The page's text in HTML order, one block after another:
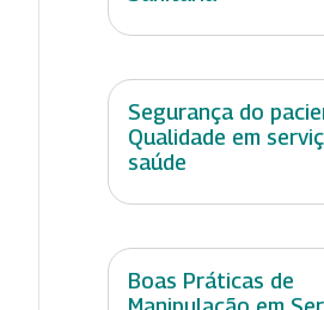
Segurança do
Qualidade em
saúde
Boas Práticas de